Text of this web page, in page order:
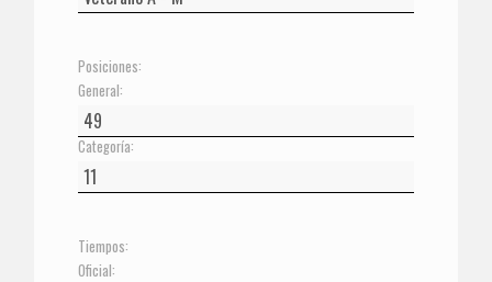
Posiciones:
General:
Categoría:
Tiempos:
Oficial: